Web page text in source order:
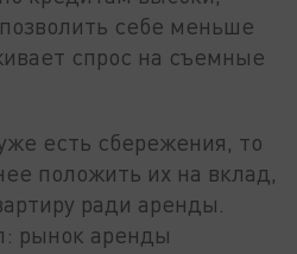
себе меньше
спрос на съемные
есть сбережения, то
положить их на вклад,
ради аренды.
рынок аренды